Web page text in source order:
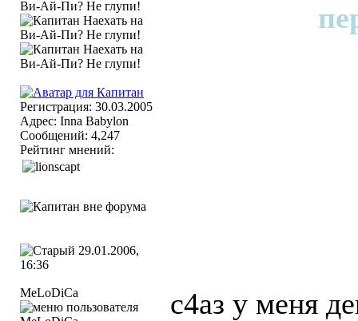
Регистрация: 30.03.2005
Адрес: Inna Babylon
Сообщений: 4,247
Рейтинг мнений:
29.01.2006,
16:36
MeLoDiCa
с4аз у меня